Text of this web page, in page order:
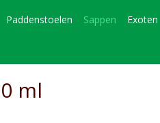
Paddenstoelen Sappen
Exoten
ml